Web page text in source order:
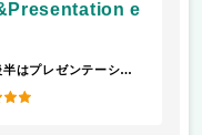
e
前半はディスカッション、後半はプレゼンテーションを学びました。 ペアワーク(2人でも3人でも)が毎回あり、ディスカッションは色んな人とできるので友達作りの機会になりました。ディスカッションもプレゼンもトピックは結構ありきたりで簡単な気がします。 今まで3回プレゼンがあり1人5分以内とみんな短めです。台本OKなので楽です。